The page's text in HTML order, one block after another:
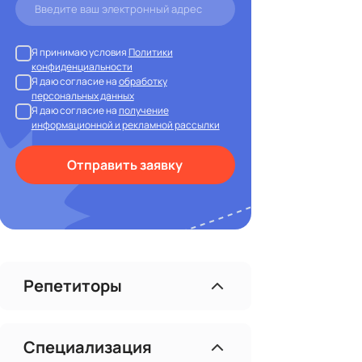
Я принимаю условияПолитики
конфиденциальности
Я даю согласие наобработку
персональных данных
Я даю согласие наполучение
информационной и рекламной рассылки
Отправить заявку
Репетиторы
Специализация